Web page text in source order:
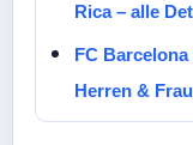
Rica – alle
FC
Herren &